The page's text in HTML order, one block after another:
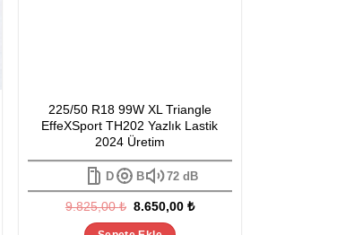
225/50 R18 99W XL Triangle
EffeXSport TH202 Yazlık Lastik
2024 Üretim
D B 72 dB
9.825,00₺ Orijinal
9.825,00 ₺.
8.650,00₺Şu